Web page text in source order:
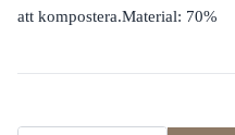
att kompostera.Material: 70%